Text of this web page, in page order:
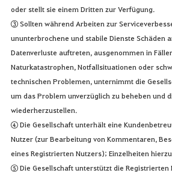
oder stellt sie einem Dritten zur Verfügung.
③ Sollten während Arbeiten zur
ununterbrochene und stabile Dienste Schäden
Datenverluste auftreten, ausgenommen in
Naturkatastrophen, Notfallsituationen oder
technischen Problemen, unternimmt die
um das Problem unverzüglich zu beheben und
wiederherzustellen.
④ Die Gesellschaft unterhält eine
Nutzer (zur Bearbeitung von Kommentaren,
eines Registrierten Nutzers); Einzelheiten
⑤ Die Gesellschaft unterstützt die Registrierten